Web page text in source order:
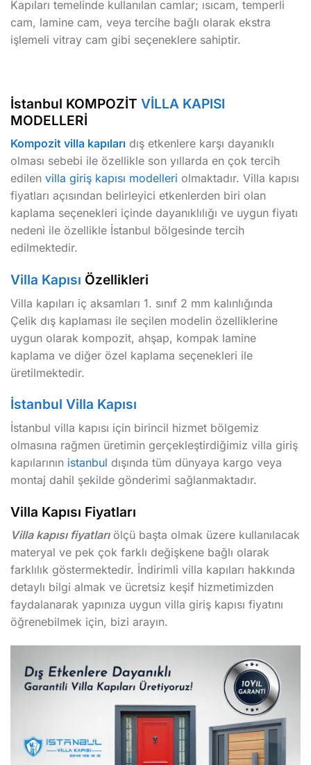
Kapıları temelinde kullanılan camlar; ısıcam, temperli
cam, lamine cam, veya tercihe bağlı olarak ekstra
işlemeli vitray cam gibi seçeneklere sahiptir.
İstanbul KOMPOZİT VİLLA KAPISI
MODELLERİ
Kompozit villa kapıları dış etkenlere karşı dayanıklı
olması sebebi ile özellikle son yıllarda en çok tercih
edilen villa giriş kapısı modelleri olmaktadır. Villa kapısı
fiyatları açısından belirleyici etkenlerden biri olan
kaplama seçenekleri içinde dayanıklılığı ve uygun fiyatı
nedeni ile özellikle İstanbul bölgesinde tercih
edilmektedir.
Villa Kapısı Özellikleri
Villa kapıları iç aksamları 1. sınıf 2 mm kalınlığında
Çelik dış kaplaması ile seçilen modelin özelliklerine
uygun olarak kompozit, ahşap, kompak lamine
kaplama ve diğer özel kaplama seçenekleri ile
üretilmektedir.
İstanbul Villa Kapısı
İstanbul villa kapısı için birincil hizmet bölgemiz
olmasına rağmen üretimin gerçekleştirdiğimiz villa giriş
kapılarının istanbul dışında tüm dünyaya kargo veya
montaj dahil şekilde gönderimi sağlanmaktadır.
Villa Kapısı Fiyatları
Villa kapısı fiyatlarıölçü başta olmak üzere kullanılacak
materyal ve pek çok farklı değişkene bağlı olarak
farklılık göstermektedir. İndirimli villa kapıları hakkında
detaylı bilgi almak ve ücretsiz keşif hizmetimizden
faydalanarak yapınıza uygun villa giriş kapısı fiyatını
öğrenebilmek için, bizi arayın.